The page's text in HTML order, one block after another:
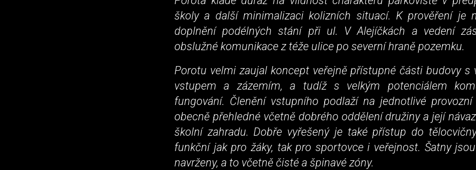
školy a další minimalizaci kolizních situací. K prověření je
doplnění podélných stání při ul. V Alejíčkách a vedení
obslužné komunikace z téže ulice po severní hraně pozemku.
Porotu velmi zaujal koncept veřejně přístupné části budovy s
vstupem a zázemím, a tudíž s velkým potenciálem
fungování. Členění vstupního podlaží na jednotlivé
obecně přehledné včetně dobrého oddělení družiny a její
školní zahradu. Dobře vyřešený je také přístup do
funkční jak pro žáky, tak pro sportovce i veřejnost. Šatny
navrženy, a to včetně čisté a špinavé zóny.